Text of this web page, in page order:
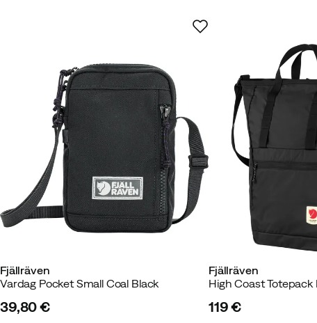
Farbe:
Größe:
Fredrik Vor 10 Monaten
Passen:
Wie erwartet
OneSize
Fjällräven
Vardag Pocket Small Coal Black
39,80 €
Fjällräven
High Coast Totepack
119 €